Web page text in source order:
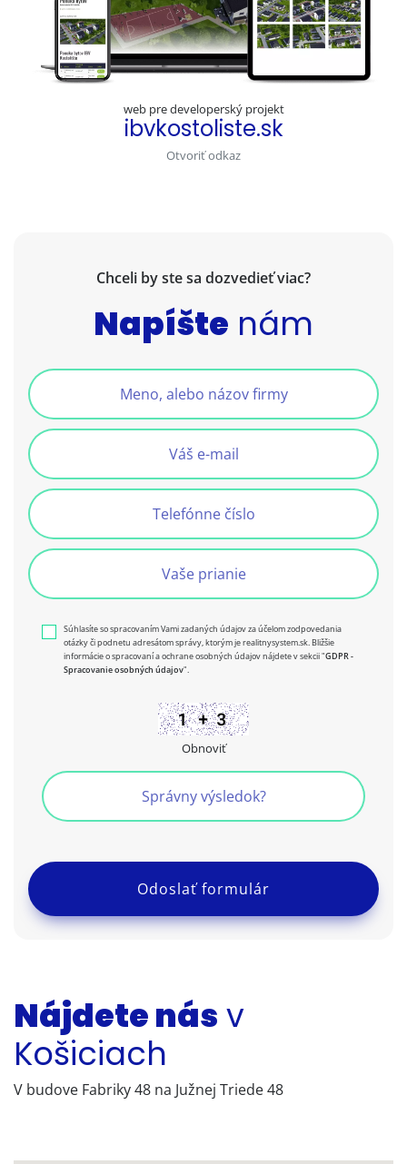
web pre developerský projekt
ibvkostoliste.sk
Otvoriť odkaz
Nájdete nás v
Košiciach
V budove Fabriky 48 na Južnej Triede 48
Chceli by ste sa dozvedieť viac?
Napíšte nám
Súhlasíte so spracovaním Vami zadaných údajov za účelom zodpovedania
otázky či podnetu adresátom správy, ktorým je realitnysystem.sk. Bližšie
informácie o spracovaní a ochrane osobných údajov nájdete v sekcii "GDPR -
Spracovanie osobných údajov".
Obnoviť